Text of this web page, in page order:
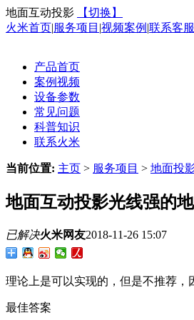
地面互动投影
【切换】
火米首页|服务项目 |视频案例 |联系客服
产品首页
案例视频
设备参数
常见问题
科普知识
联系火米
当前位置: 主页 > 服务项目 > 地面投
地面互动投影光线强的
已解决火米网友2018-11-26 15:07
理论上是可以实现的，但是不推荐，
最佳答案